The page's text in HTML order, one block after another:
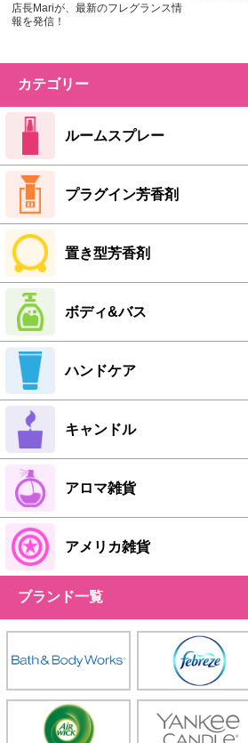
店長Mariが、最新のフレグランス情
報を発信！
カテゴリー
ルームスプレー
プラグイン芳香剤
置き型芳香剤
ボディ&バス
ハンドケア
キャンドル
アロマ雑貨
アメリカ雑貨
ブランド一覧